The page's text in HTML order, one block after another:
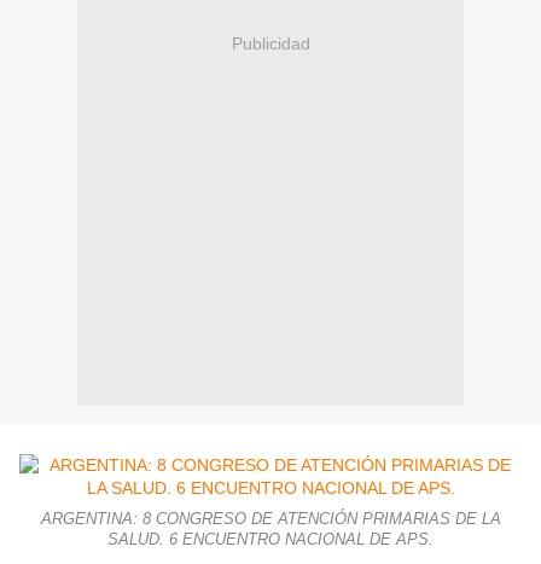
Publicidad
ARGENTINA: 8 CONGRESO DE ATENCIÓN PRIMARIAS DE LA
SALUD. 6 ENCUENTRO NACIONAL DE APS.